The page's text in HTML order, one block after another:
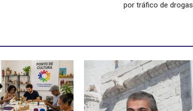
por tráfico de drogas